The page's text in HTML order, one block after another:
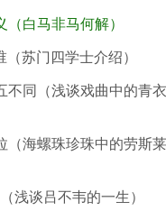
白马非马何解）
苏门四学士介绍）
不同（浅谈戏曲中的青
（海螺珠珍珠中的劳斯莱
浅谈吕不韦的一生）